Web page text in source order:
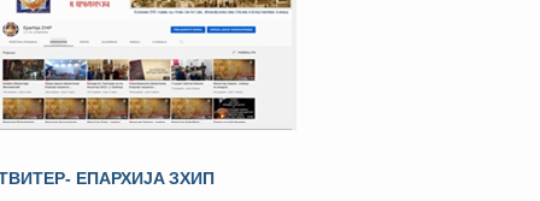
ЕПАРХИЈA ЗХИП